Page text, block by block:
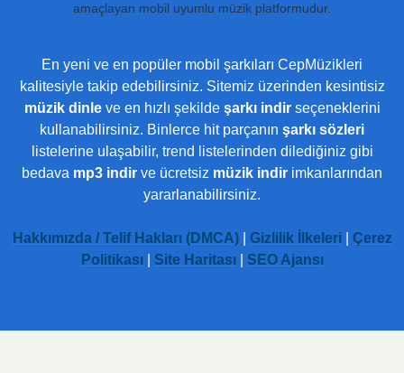
amaçlayan mobil uyumlu müzik platformudur.
En yeni ve en popüler mobil şarkıları CepMüzikleri
kalitesiyle takip edebilirsiniz. Sitemiz üzerinden kesintisiz
müzik dinleve en hızlı şekilde şarkı indirseçeneklerini
kullanabilirsiniz. Binlerce hit parçanın şarkı sözleri
listelerine ulaşabilir, trend listelerinden dilediğiniz gibi
bedava mp3 indir ve ücretsiz müzik indir imkanlarından
yararlanabilirsiniz.
Hakkımızda / Telif Hakları (DMCA)| Gizlilik İlkeleri| Çerez
Politikası| Site Haritası| SEO Ajansı